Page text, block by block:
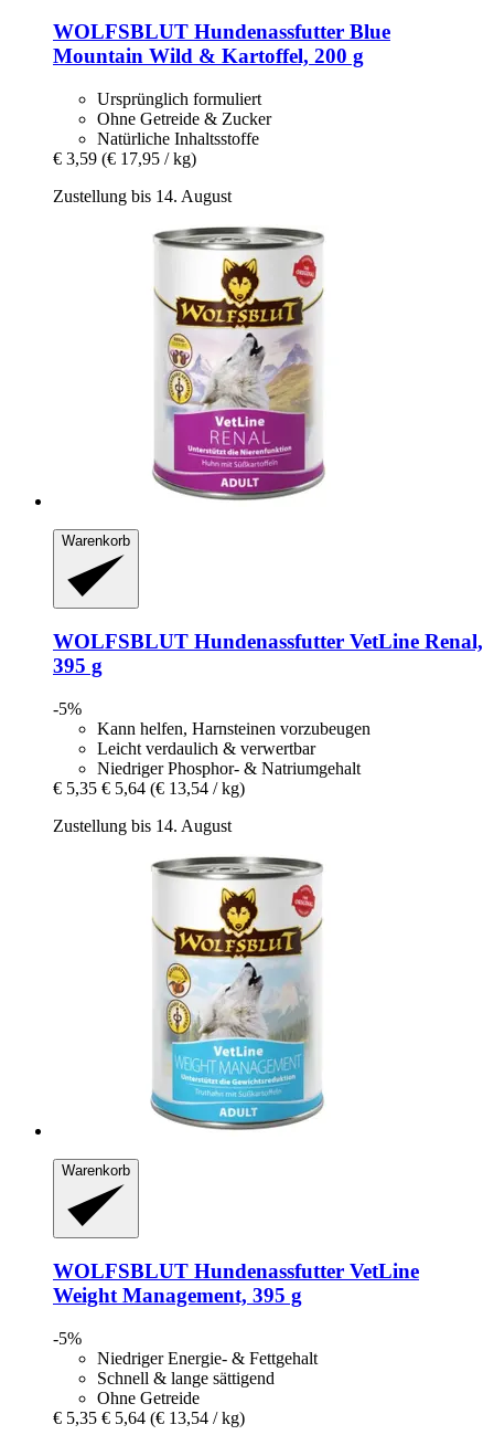
WOLFSBLUT Hundenassfutter Blue
Mountain Wild & Kartoffel, 200 g
Ursprünglich formuliert
Ohne Getreide & Zucker
Natürliche Inhaltsstoffe
€ 3,59 (€ 17,95 / kg)
Zustellung bis 14. August
Warenkorb
WOLFSBLUT Hundenassfutter VetLine Renal,
395 g
-5%
Kann helfen, Harnsteinen vorzubeugen
Leicht verdaulich & verwertbar
Niedriger Phosphor- & Natriumgehalt
€ 5,35 € 5,64 (€ 13,54 / kg)
Zustellung bis 14. August
Warenkorb
WOLFSBLUT Hundenassfutter VetLine
Weight Management, 395 g
-5%
Niedriger Energie- & Fettgehalt
Schnell & lange sättigend
Ohne Getreide
€ 5,35 € 5,64 (€ 13,54 / kg)